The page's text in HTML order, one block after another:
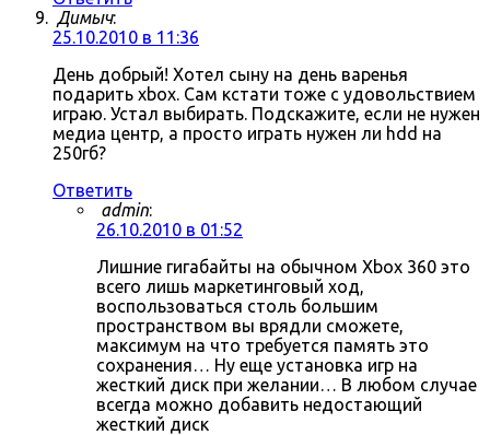
Димыч:
25.10.2010 в 11:36
День добрый! Хотел сыну на день варенья
подарить xbox. Сам кстати тоже с удовольствием
играю. Устал выбирать. Подскажите, если не нужен
медиа центр, а просто играть нужен ли hdd на
250гб?
Ответить
admin:
26.10.2010 в 01:52
Лишние гигабайты на обычном Xbox 360 это
всего лишь маркетинговый ход,
воспользоваться столь большим
пространством вы врядли сможете,
максимум на что требуется память это
сохранения… Ну еще установка игр на
жесткий диск при желании… В любом случае
всегда можно добавить недостающий
жесткий диск